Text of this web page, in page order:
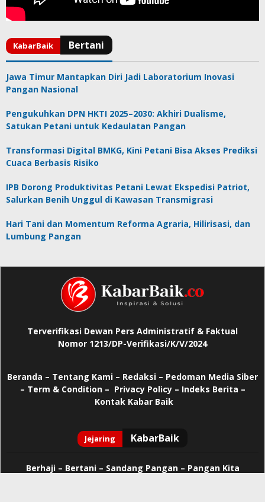
Jawa Timur Mantapkan Diri Jadi Laboratorium Inovasi
Pangan Nasional
Pengukuhkan DPN HKTI 2025–2030: Akhiri Dualisme,
Satukan Petani untuk Kedaulatan Pangan
Transformasi Digital BMKG, Kini Petani Bisa Akses Prediksi
Cuaca Berbasis Risiko
IPB Dorong Produktivitas Petani Lewat Ekspedisi Patriot,
Salurkan Benih Unggul di Kawasan Transmigrasi
Hari Tani dan Momentum Reforma Agraria, Hilirisasi, dan
Lumbung Pangan
Terverifikasi Dewan Pers Administratif & Faktual
Nomor 1213/DP-Verifikasi/K/V/2024
Beranda – Tentang Kami – Redaksi – Pedoman Media Siber
– Term & Condition – Privacy Policy– Indeks Berita –
Kontak Kabar Baik
Berhaji– Bertani – Sandang Pangan – Pangan Kita